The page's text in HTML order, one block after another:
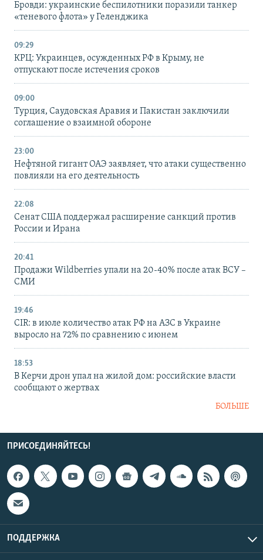
Бровди: украинские беспилотники поразили танкер
«теневого флота» у Геленджика
09:29
КРЦ: Украинцев, осужденных РФ в Крыму, не
отпускают после истечения сроков
09:00
Турция, Саудовская Аравия и Пакистан заключили
соглашение о взаимной обороне
23:00
Нефтяной гигант ОАЭ заявляет, что атаки существенно
повлияли на его деятельность
22:08
Сенат США поддержал расширение санкций против
России и Ирана
20:41
Продажи Wildberries упали на 20-40% после атак ВСУ –
СМИ
19:46
CIR: в июле количество атак РФ на АЗС в Украине
выросло на 72% по сравнению с июнем
18:53
В Керчи дрон упал на жилой дом: российские власти
сообщают о жертвах
БОЛЬШЕ
ПРИСОЕДИНЯЙТЕСЬ!
ПОДДЕРЖКА